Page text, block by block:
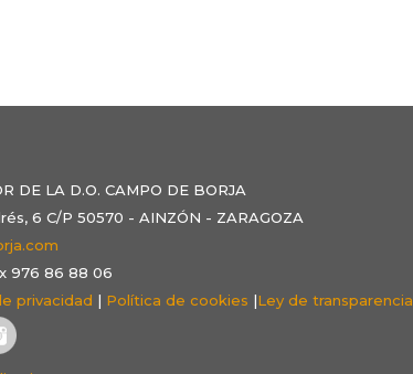
DE LA D.O. CAMPO DE BORJA
6 C/P 50570 - AINZÓN - ZARAGOZA
976 86 88 06
privacidad | Política de cookies |Ley de transparencia